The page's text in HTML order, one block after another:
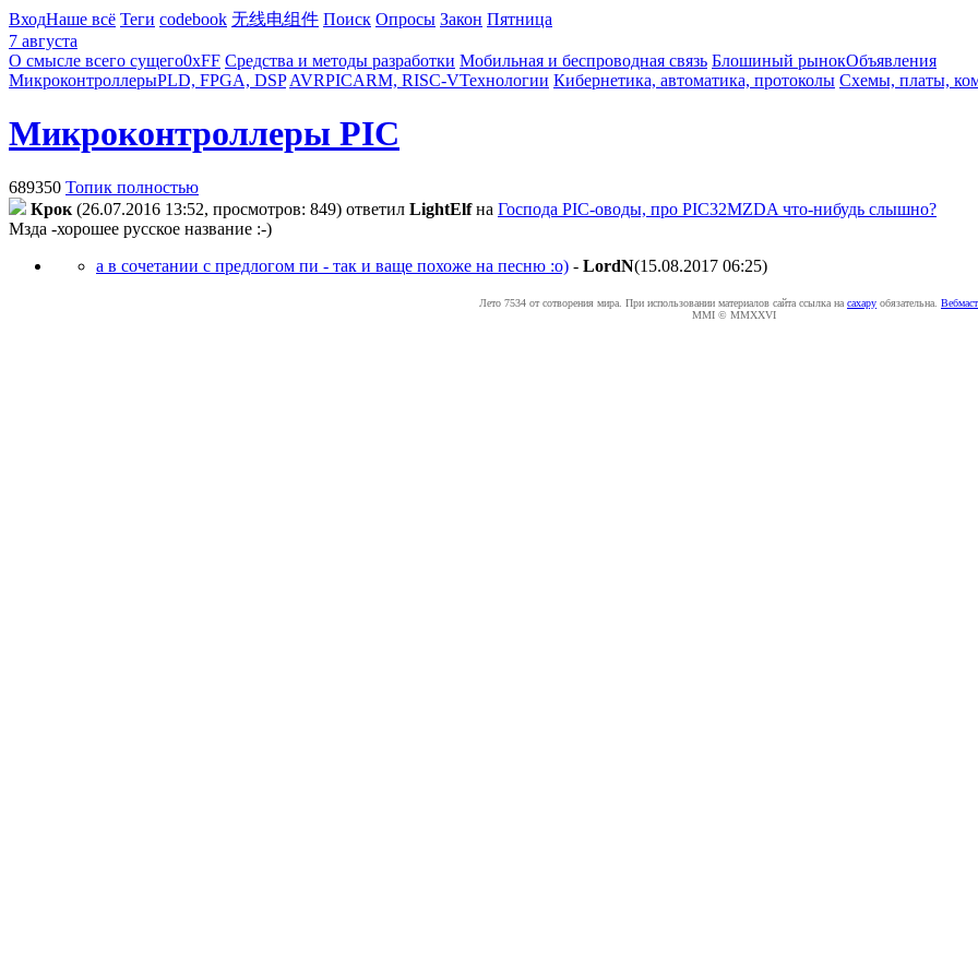
ВходНаше всё Теги codebook 无线电组件 Поиск Опросы Закон Пятница
7 августа
О смысле всего сущего0xFF Средства и методы разработки Мобильная и беспроводная связь Блошиный рынокОбъявления
МикроконтроллерыPLD, FPGA, DSP AVRPICARM, RISC-VТехнологии Кибернетика, автоматика, протоколы Схемы, платы,
Микроконтроллеры PIC
689350 Топик полностью
Крок (26.07.2016 13:52, просмотров: 849) ответил LightElfна Господа PIC-оводы, про PIC32MZDA что-нибудь слышно?
Мзда -хорошее русское название :-)
а в сочетании с предлогом пи - так и ваще похоже на песню :о) - LordN(15.08.2017 06:25)
Лето 7534 от сотворения мира. При использовании материалов сайта ссылка на caxapу обязательна.
MMI © MMXXVI